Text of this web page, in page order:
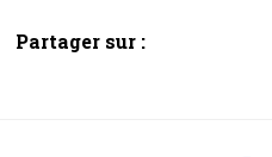
Partager sur :